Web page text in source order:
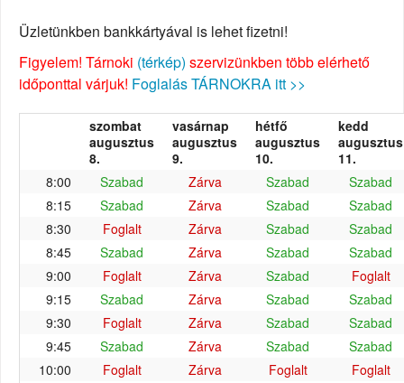
Üzletünkben bankkártyával is lehet fizetni!
Figyelem! Tárnoki (térkép) szervizünkben több elérhető
időponttal várjuk! Foglalás TÁRNOKRA itt >>
szombat
augusztus
8.
vasárnap
augusztus
9.
hétfő
augusztus
10.
kedd
augusztus
11.
8:00
Szabad Zárva Szabad
Szabad
8:15
Szabad Zárva Szabad
Szabad
8:30
Foglalt Zárva Szabad
Szabad
8:45
Szabad Zárva Szabad
Szabad
9:00
Foglalt Zárva Szabad
Foglalt
9:15
Szabad Zárva Szabad
Szabad
9:30
Foglalt Zárva Szabad
Szabad
9:45
Szabad Zárva Szabad
Szabad
10:00
Foglalt Zárva Foglalt
Foglalt